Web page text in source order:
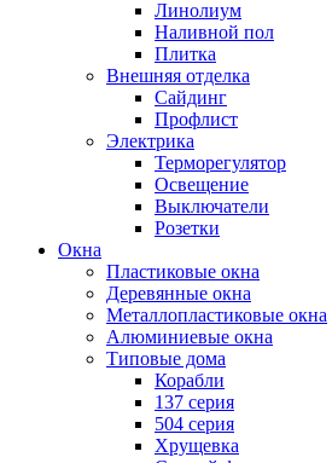
Линолиум
Наливной пол
Плитка
Внешняя отделка
Сайдинг
Профлист
Электрика
Терморегулятор
Освещение
Выключатели
Розетки
Окна
Пластиковые окна
Деревянные окна
Металлопластиковые окна
Алюминиевые окна
Типовые дома
Корабли
137 серия
504 серия
Хрущевка